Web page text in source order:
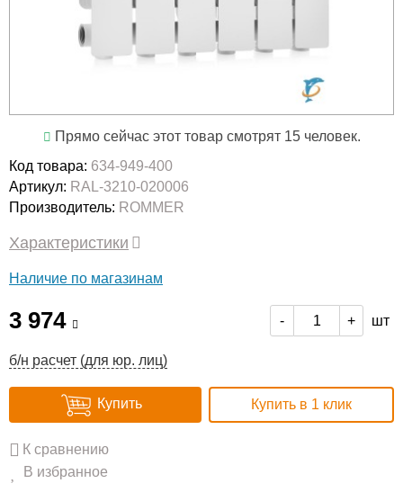
Прямо сейчас этот товар смотрят 15 человек.
Код товара: 634-949-400
Артикул: RAL-3210-020006
Производитель: ROMMER
Характеристики
Наличие по магазинам
3 974 - + шт
б/н расчет (для юр. лиц)
Купить Купить в 1 клик
К сравнению
В избранное